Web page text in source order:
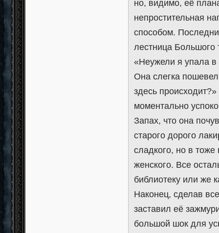
но, видимо, её
непростительная
способом.
лестница Большого
«Неужели я упала в
Она слегка
здесь
моментально
Запах, что она
старого дорого
сладкого, но в
женского. Все
библиотеку или же
Наконец, сделав
заставил её
большой шок для